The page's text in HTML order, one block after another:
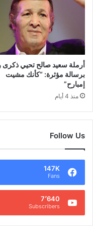
أرملة سعيد صالح تحيي ذكرى
برسالة مؤثرة: “كأنك مشيت
إمبارح”
منذ 4 أيام
Follow Us
147K
Fans
7٬640
Subscribers